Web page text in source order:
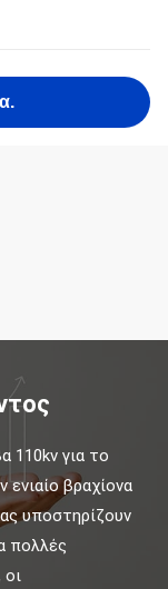
110kv για το
βραχίονα
υποστηρίζουν
πολλές